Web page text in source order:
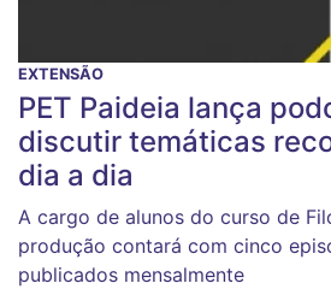
EXTENSÃO
PET Paideia lança
discutir temáticas
dia a dia
A cargo de alunos do curso de
produção contará com cinco
publicados mensalmente